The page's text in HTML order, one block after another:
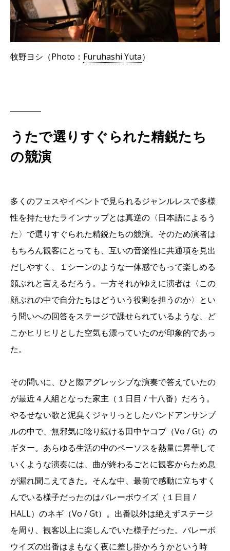
牧野ヨシ（Photo： Furuhashi Yuta）
うたで選りすぐられた精鋭たち
の競演
多くのフェスやイベントで見られるジャンルレスで多様
性を持たせたラインナップとは真逆の〈日本語によるう
た〉で選りすぐられた精鋭たちの競演。そのため演者は
もちろん観客にとっても、互いの音楽性に共通項を見出
だしやすく、１シーンのような一体感でもって楽しめる
顔ぶれと言えるだろう。一方それがゆえに演者は〈この
顔ぶれの中で自分たちはどういう役割を担うのか〉とい
う問いへの回答をステージで課せられているような、ど
こかヒリヒリとした空気も漂っていたのが印象的であっ
た。
その問いに、ひと際アグレッシブな演奏で答えていたの
が最近４人組となった家主（１日目 / 十八番）だろう。
やるせない歌と泥臭くジャリっとしたバンドアンサンブ
ルの中で、無邪気に唸り続ける田中ヤコブ（Vo / Gt）の
ギター。あらゆる生活の中のペーソスを熱量に昇華して
いくような演奏には、曲が終わるごとに観客からため息
が漏れ聞こえてきた。そんな中、最前で感動に立ちすく
んでいる様子だったのはバレーボウイズ（１日目 /
HALL）のネギ（Vo / Gt）。出番以外は絶えずステージ
を周り、観客以上に楽しんでいた様子だった。バレーボ
ウイズの出番はまもなく夜に差し掛かろうかという時